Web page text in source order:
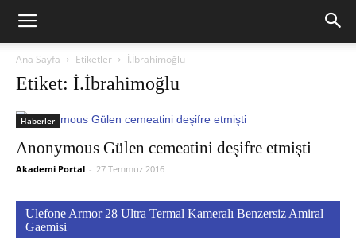
Ana Sayfa Etiketler İ.İbrahimoğlu
Etiket: İ.İbrahimoğlu
Haberler
Anonymous Gülen cemeatini deşifre etmişti
Akademi Portal - 27 Temmuz 2016
Ulefone Armor 28 Ultra Termal Kameralı Benzersiz Amiral
Gaemisi